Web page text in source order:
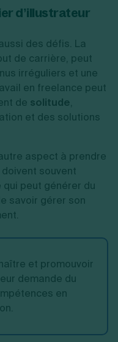
d’illustrateur
des défis. La
de carrière, peut
irréguliers et une
en freelance peut
de solitude,
et des solutions
aspect à prendre
souvent
peut générer du
savoir gérer son
et promouvoir
demande du
en